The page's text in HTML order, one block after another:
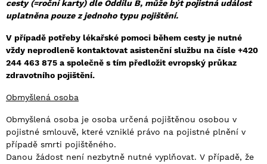
cesty (=roční karty) dle Oddílu B, může být pojistná událost
uplatněna pouze z jednoho typu pojištění.
V případě potřeby lékařské pomoci během cesty je nutné
vždy neprodleně kontaktovat asistenční službu na čísle +420
244 463 875 a společně s tím předložit evropský průkaz
zdravotního pojištění.
Obmyšlená osoba
Obmyšlená osoba je osoba určená pojištěnou osobou v
pojistné smlouvě, které vzniklé právo na pojistné plnění v
případě smrti pojištěného.
Danou žádost není nezbytně nutné vyplňovat. V případě, že